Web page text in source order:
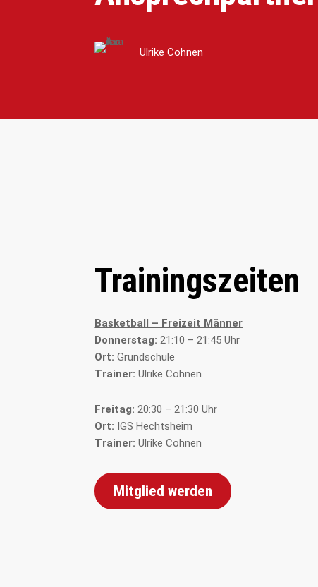
Ulrike Cohnen
Trainingszeiten
Basketball – Freizeit Männer
Donnerstag: 21:10 – 21:45 Uhr
Ort: Grundschule
Trainer: Ulrike Cohnen
Freitag: 20:30 – 21:30 Uhr
Ort: IGS Hechtsheim
Trainer: Ulrike Cohnen
Mitglied werden